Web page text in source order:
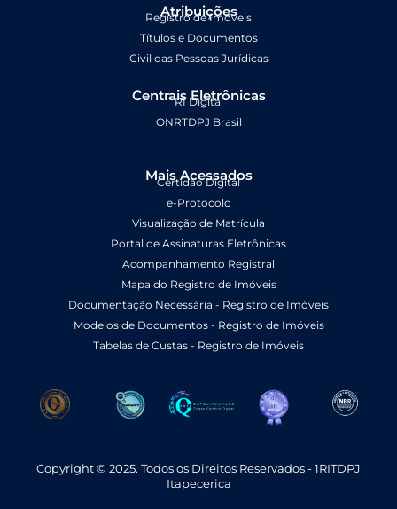
Atribuições
Registro de Imóveis
Títulos e Documentos
Civil das Pessoas Jurídicas
Centrais Eletrônicas
RI Digital
ONRTDPJ Brasil
Mais Acessados
Certidão Digital
e-Protocolo
Visualização de Matrícula
Portal de Assinaturas Eletrônicas
Acompanhamento Registral
Mapa do Registro de Imóveis
Documentação Necessária - Registro de Imóveis
Modelos de Documentos - Registro de Imóveis
Tabelas de Custas - Registro de Imóveis
Copyright © 2025. Todos os Direitos Reservados - 1RITDPJ
Itapecerica